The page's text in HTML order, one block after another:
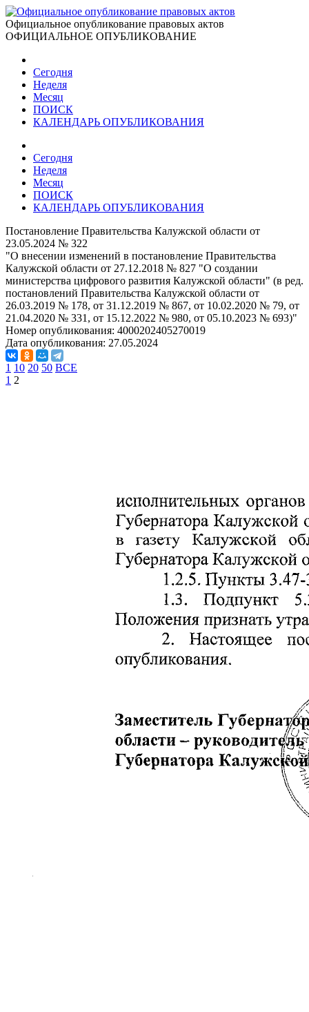
Официальное опубликование правовых актов
ОФИЦИАЛЬНОЕ ОПУБЛИКОВАНИЕ
Сегодня
Неделя
Месяц
ПОИСК
КАЛЕНДАРЬ ОПУБЛИКОВАНИЯ
Сегодня
Неделя
Месяц
ПОИСК
КАЛЕНДАРЬ ОПУБЛИКОВАНИЯ
Постановление Правительства Калужской области от
23.05.2024 № 322
"О внесении изменений в постановление Правительства
Калужской области от 27.12.2018 № 827 "О создании
министерства цифрового развития Калужской области" (в ред.
постановлений Правительства Калужской области от
26.03.2019 № 178, от 31.12.2019 № 867, от 10.02.2020 № 79, от
21.04.2020 № 331, от 15.12.2022 № 980, от 05.10.2023 № 693)"
Номер опубликования: 4000202405270019
Дата опубликования: 27.05.2024
1 10 20 50 ВСЕ
1 2